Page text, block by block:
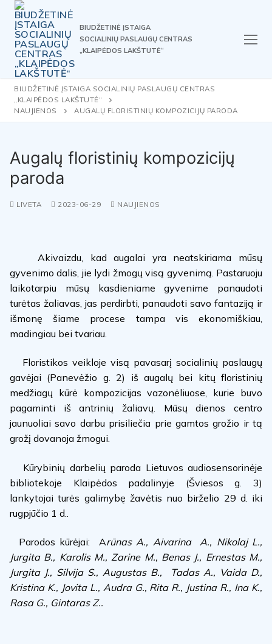
Skip
content
BIUDŽETINĖ ĮSTAIGA
SOCIALINIŲ PASLAUGŲ CENTRAS
„KLAIPĖDOS LAKŠTUTĖ“
BIUDŽETINĖ ĮSTAIGA SOCIALINIŲ PASLAUGŲ CENTRAS
„KLAIPĖDOS LAKŠTUTĖ“
NAUJIENOS
AUGALŲ FLORISTINIŲ KOMPOZICIJŲ PARODA
Augalų floristinių kompozicijų
paroda
LIVETA 2023-06-29 NAUJIENOS
Akivaizdu, kad augalai yra neatskiriama mūsų
gyvenimo dalis, jie lydi žmogų visą gyvenimą. Pastaruoju
laikotarpiu mūsų kasdieniame gyvenime panaudoti
turėtas žaliavas, jas perdirbti, panaudoti savo fantaziją ir
išmonę šiame procese tampa vis ekonomiškiau,
madingiau bei tvariau.
Floristikos veikloje visą pavasarį socialinių paslaugų
gavėjai (Panevėžio g. 2) iš augalų bei kitų floristinių
medžiagų kūrė kompozicijas vazonėliuose, kurie buvo
pagaminti iš antrinių žaliavų. Mūsų dienos centro
jaunuoliai savo darbu prisiliečia prie gamtos grožio ir tą
grožį dovanoja žmogui.
Kūrybinių darbelių paroda Lietuvos audiosensorinėje
bibliotekoje Klaipėdos padalinyje (Šviesos g. 3)
lankytojai turės galimybę žavėtis nuo birželio 29 d. iki
rugpjūčio 1 d..
Parodos kūrėjai: Arūnas A., Aivarina A., Nikolaj L.,
Jurgita B., Karolis M., Zarine M., Benas J., Ernestas M.,
Jurgita J., Silvija S., Augustas B., Tadas A., Vaida D.,
Kristina K., Jovita L., Audra G., Rita R., Justina R., Ina K.,
Rasa G., Gintaras Z..